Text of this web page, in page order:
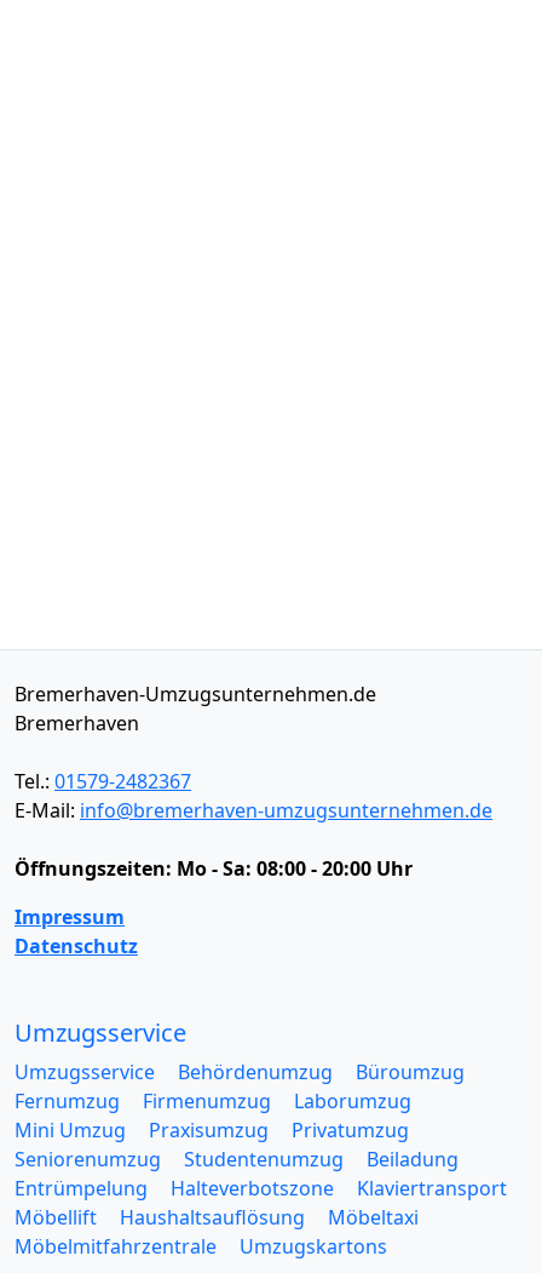
Bremerhaven-Umzugsunternehmen.de
Bremerhaven
Tel.: 01579-2482367
E-Mail: info@bremerhaven-umzugsunternehmen.de
Öffnungszeiten: Mo - Sa: 08:00 - 20:00 Uhr
Impressum
Datenschutz
Umzugsservice
Umzugsservice Behördenumzug
Büroumzug
Fernumzug
Firmenumzug
Laborumzug
Mini Umzug
Praxisumzug
Privatumzug
Seniorenumzug
Studentenumzug
Beiladung
Entrümpelung
Halteverbotszone
Klaviertransport
Möbellift
Haushaltsauflösung
Möbeltaxi
Möbelmitfahrzentrale
Umzugskartons